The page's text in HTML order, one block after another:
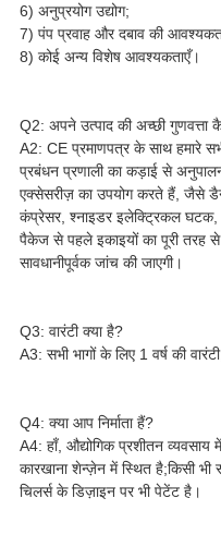
6) अनुप्रयोग उद्योग;
7) पंप प्रवाह और दबाव की
8) कोई अन्य विशेष आवश्यकताएँ।
Q2: अपने उत्पाद की अच्छी गुणवत्ता
A2: CE प्रमाणपत्र के साथ हमारे
प्रबंधन प्रणाली का कड़ाई से
एक्सेसरीज़ का उपयोग करते हैं, जैसे
कंप्रेसर, श्नाइडर इलेक्ट्रिकल
पैकेज से पहले इकाइयों का पूरी तरह से
सावधानीपूर्वक जांच की जाएगी।
Q3: वारंटी क्या है?
A3: सभी भागों के लिए 1 वर्ष की
Q4: क्या आप निर्माता हैं?
A4: हाँ, औद्योगिक प्रशीतन व्यवसाय
कारखाना शेन्ज़ेन में स्थित है;किसी
चिलर्स के डिज़ाइन पर भी पेटेंट है।